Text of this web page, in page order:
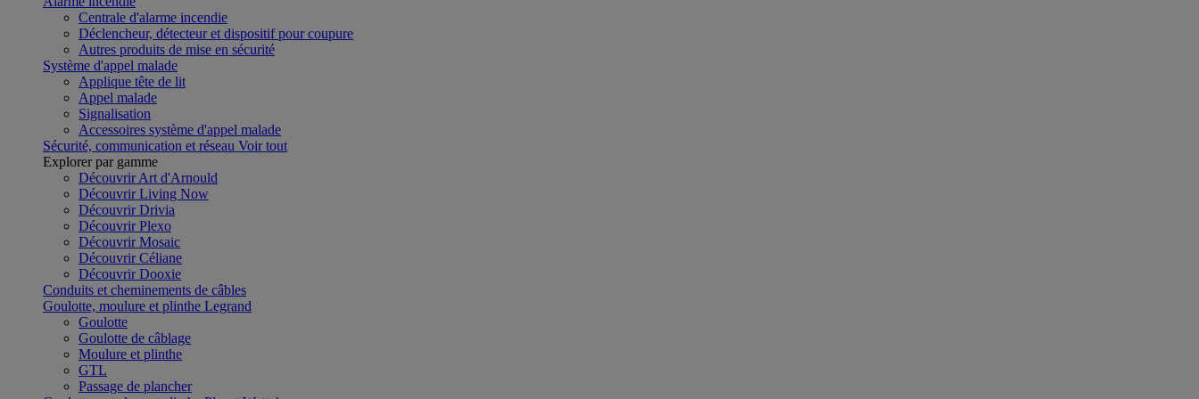
Centrale d'alarme incendie
Déclencheur, détecteur et dispositif pour coupure
Autres produits de mise en sécurité
Système d'appel malade
Applique tête de lit
Appel malade
Signalisation
Accessoires système d'appel malade
Sécurité, communication et réseau Voir tout
Explorer par gamme
Découvrir Art d'Arnould
Découvrir Living Now
Découvrir Drivia
Découvrir Plexo
Découvrir Mosaic
Découvrir Céliane
Découvrir Dooxie
Conduits et cheminements de câbles
Goulotte, moulure et plinthe Legrand
Goulotte
Goulotte de câblage
Moulure et plinthe
GTL
Passage de plancher